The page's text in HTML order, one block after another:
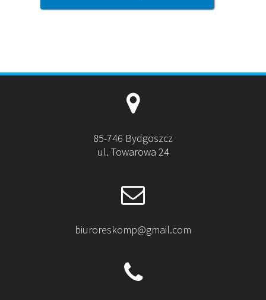
85-746 Bydgoszcz
ul. Towarowa 24
biuroreskomp@gmail.com